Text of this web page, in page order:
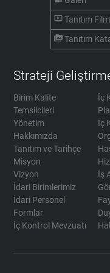
ondemand_video Tanıtım
perm_media Tanıtım
Strateji
Birim Kalite
Temsilcileri
Yönetim
Hakkımızda
Tanıtım ve Tarihçe
Misyon
Vizyon
İdari Birimlerimiz
İdari Personel
Formlar
İç Kontrol Mevzuatı
İç
İç
İş